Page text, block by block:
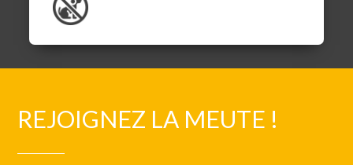
REJOIGNEZ LA MEUTE !